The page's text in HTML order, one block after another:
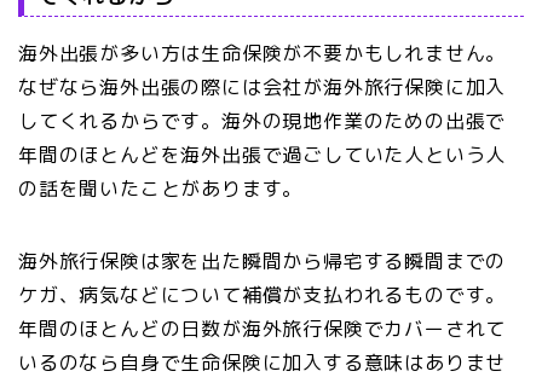
海外出張が多い方は生命保険が不要かもしれません。
なぜなら海外出張の際には会社が海外旅行保険に加入
してくれるからです。海外の現地作業のための出張で
年間のほとんどを海外出張で過ごしていた人という人
の話を聞いたことがあります。
海外旅行保険は家を出た瞬間から帰宅する瞬間までの
ケガ、病気などについて補償が支払われるものです。
年間のほとんどの日数が海外旅行保険でカバーされて
いるのなら自身で生命保険に加入する意味はありませ